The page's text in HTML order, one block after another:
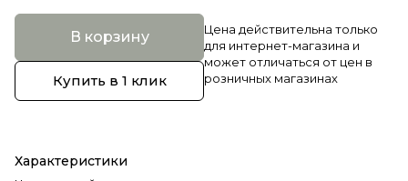
В корзину
Купить в 1 клик
Характеристики
Цена действительна только
для интернет-магазина и
может отличаться от цен в
розничных магазинах